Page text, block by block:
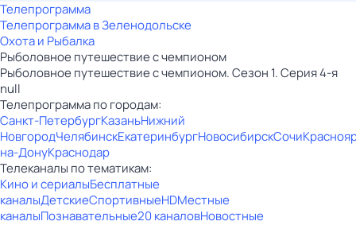
Телепрограмма
Телепрограмма в Зеленодольске
Охота и Рыбалка
Рыболовное путешествие с чемпионом
Рыболовное путешествие с чемпионом. Сезон 1. Серия 4-я
null
Телепрограмма по городам:
Санкт-ПетербургКазаньНижний
НовгородЧелябинскЕкатеринбургНовосибирскСочи
на-ДонуКраснодар
Телеканалы по тематикам:
Кино и сериалыБесплатные
каналыДетскиеСпортивныеHDМестные
каналыПознавательные20 каналовНовостные